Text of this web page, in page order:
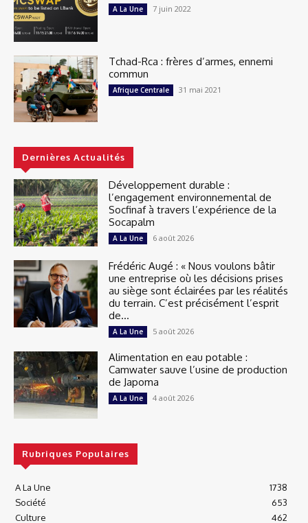
A La Une 7 juin 2022
Tchad-Rca : frères d’armes, ennemi
commun
Afrique Centrale 31 mai 2021
Dernières Actualités
Développement durable :
l’engagement environnemental de
Socfinaf à travers l’expérience de la
Socapalm
A La Une 6 août 2026
Frédéric Augé : « Nous voulons bâtir
une entreprise où les décisions prises
au siège sont éclairées par les réalités
du terrain. C’est précisément l’esprit
de...
A La Une 5 août 2026
Alimentation en eau potable :
Camwater sauve l’usine de production
de Japoma
A La Une 4 août 2026
Rubriques Populaires
A La Une
1738
Société
653
Culture
462